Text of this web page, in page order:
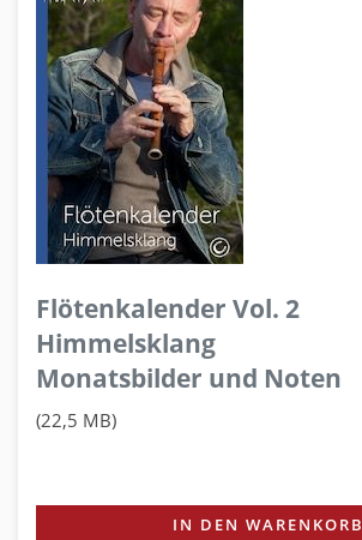
Flötenkalender Vol. 2
Himmelsklang
Monatsbilder und Noten
(22,5 MB)
IN DEN WARENKORB